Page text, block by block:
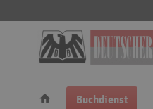
Buchdienst